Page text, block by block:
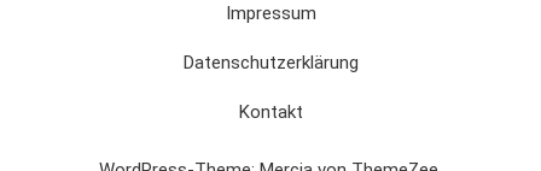
Impressum
Datenschutzerklärung
Kontakt